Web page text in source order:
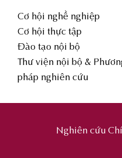
Cơ hội nghề nghiệp
Cơ hội thực tập
Đào tạo nội bộ
Thư viện nội bộ &
pháp nghiên cứu
Nghiên cứu